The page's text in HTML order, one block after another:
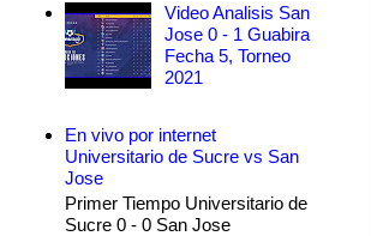
Video Analisis San
Jose 0 - 1 Guabira
Fecha 5, Torneo
2021
En vivo por internet
Universitario de Sucre vs San
Jose
Primer Tiempo Universitario de
Sucre 0 - 0 San Jose